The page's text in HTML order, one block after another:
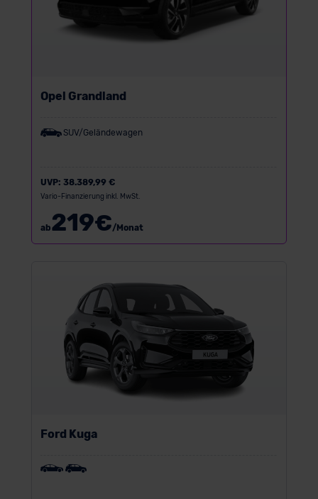
Opel Grandland
SUV/Geländewagen
UVP: 38.389,99 €
Vario-Finanzierung inkl. MwSt.
ab219€/Monat
Ford Kuga